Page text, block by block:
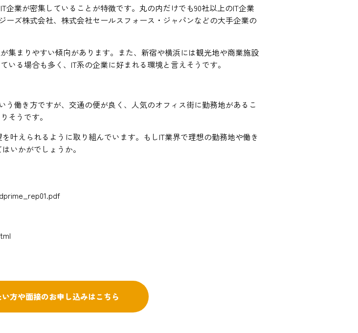
業が密集していることが特徴です。丸の内だけでも90社以上のIT企業
ーズ株式会社、株式会社セールスフォース・ジャパンなどの大手企業の
集まりやすい傾向があります。また、新宿や横浜には観光地や商業施設
る場合も多く、IT系の企業に好まれる環境と言えそうです。
働き方ですが、交通の便が良く、人気のオフィス街に勤務地があるこ
そうです。
叶えられるように取り組んでいます。もしIT業界で理想の勤務地や働き
いかがでしょうか。
方や面接のお申し込みはこちら